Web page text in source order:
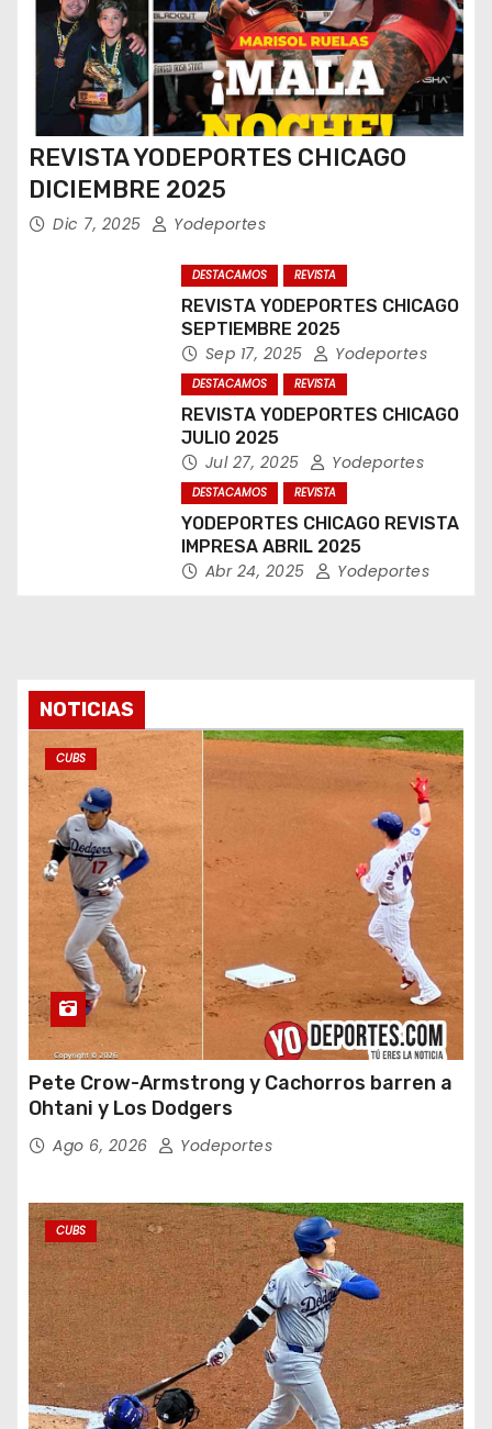
REVISTA YODEPORTES CHICAGO
DICIEMBRE 2025
Dic 7, 2025 Yodeportes
DESTACAMOS REVISTA
REVISTA YODEPORTES CHICAGO
SEPTIEMBRE 2025
Sep 17, 2025 Yodeportes
DESTACAMOS REVISTA
REVISTA YODEPORTES CHICAGO
JULIO 2025
Jul 27, 2025 Yodeportes
DESTACAMOS REVISTA
YODEPORTES CHICAGO REVISTA
IMPRESA ABRIL 2025
Abr 24, 2025 Yodeportes
NOTICIAS
CUBS
Pete Crow-Armstrong y Cachorros barren a
Ohtani y Los Dodgers
Ago 6, 2026 Yodeportes
CUBS